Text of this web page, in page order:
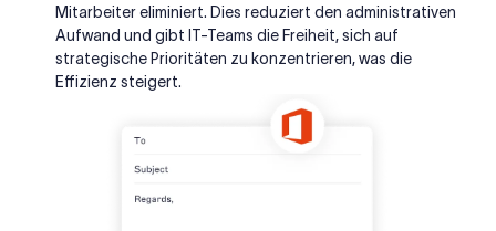
Mitarbeiter eliminiert. Dies reduziert den administrativen
Aufwand und gibt IT-Teams die Freiheit, sich auf
strategische Prioritäten zu konzentrieren, was die
Effizienz steigert.